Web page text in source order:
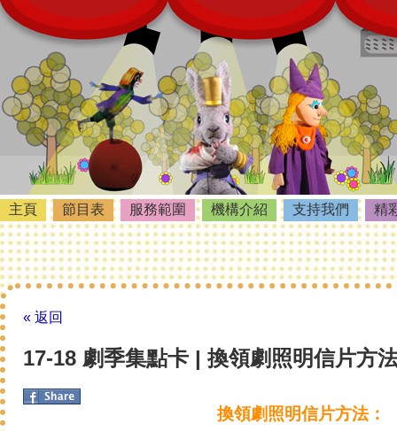
主頁 節目表 服務範圍 機構介紹 支持我們 精
« 返回
17-18 劇季集點卡 | 換領劇照明信片方
換領劇照明信片方法：